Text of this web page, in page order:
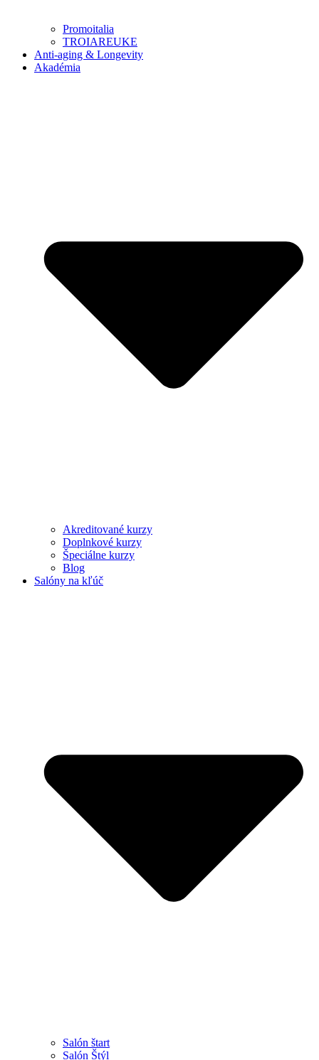
Promoitalia
TROIAREUKE
Anti-aging & Longevity
Akadémia
Akreditované kurzy
Doplnkové kurzy
Špeciálne kurzy
Blog
Salóny na kľúč
Salón štart
Salón Štýl